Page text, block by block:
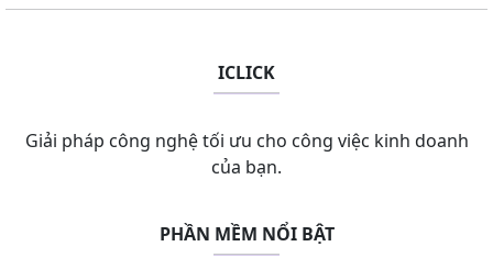
ICLICK
Giải pháp công nghệ tối ưu cho công việc kinh doanh
của bạn.
PHẦN MỀM NỔI BẬT